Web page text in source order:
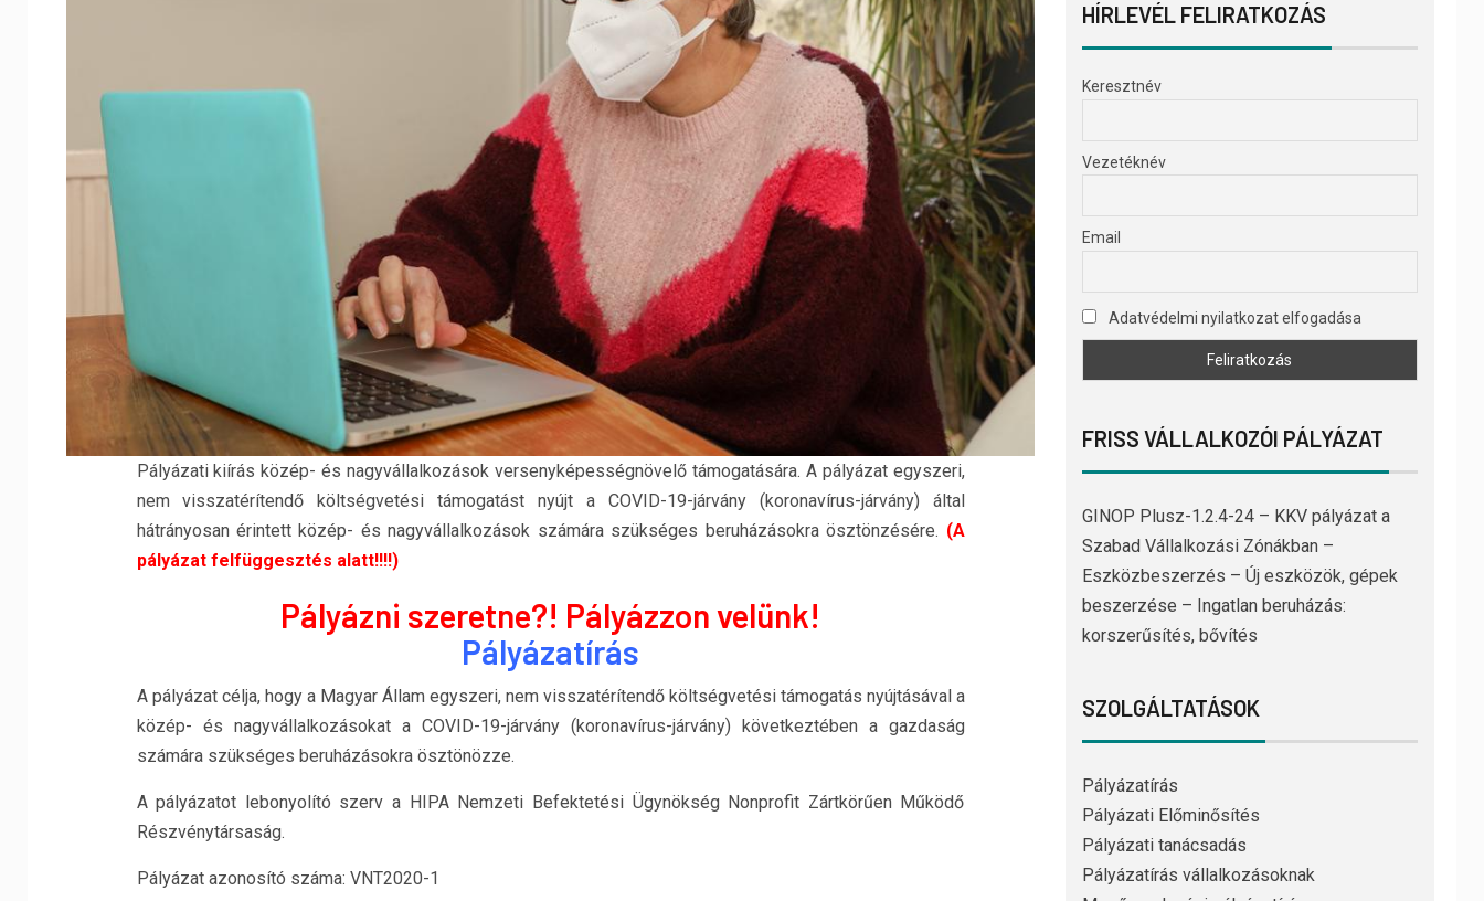
Pályázati kiírás közép- és nagyvállalkozások versenyképességnövelő támogatására. A pályázat egyszeri,
nem visszatérítendő költségvetési támogatást nyújt a COVID-19-járvány (koronavírus-járvány) által
hátrányosan érintett közép- és nagyvállalkozások számára szükséges beruházásokra ösztönzésére. (A
pályázat felfüggesztés alatt!!!!)
Pályázni szeretne?! Pályázzon velünk!
Pályázatírás
A pályázat célja, hogy a Magyar Állam egyszeri, nem visszatérítendő költségvetési támogatás nyújtásával a
közép- és nagyvállalkozásokat a COVID-19-járvány (koronavírus-járvány) következtében a gazdaság
számára szükséges beruházásokra ösztönözze.
A pályázatot lebonyolító szerv a HIPA Nemzeti Befektetési Ügynökség Nonprofit Zártkörűen Működő
Részvénytársaság.
Pályázat azonosító száma: VNT2020-1
HÍRLEVÉL FELIRATKOZÁS
Keresztnév
Vezetéknév
Email
Adatvédelmi nyilatkozat elfogadása
FRISS VÁLLALKOZÓI PÁLYÁZAT
GINOP Plusz-1.2.4-24 – KKV pályázat a
Szabad Vállalkozási Zónákban –
Eszközbeszerzés – Új eszközök, gépek
beszerzése – Ingatlan beruházás:
korszerűsítés, bővítés
SZOLGÁLTATÁSOK
Pályázatírás
Pályázati Előminősítés
Pályázati tanácsadás
Pályázatírás vállalkozásoknak